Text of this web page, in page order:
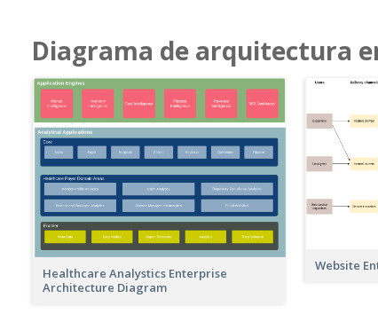
Diagrama de arquitectura
Healthcare Analystics Enterprise
Architecture Diagram
Website